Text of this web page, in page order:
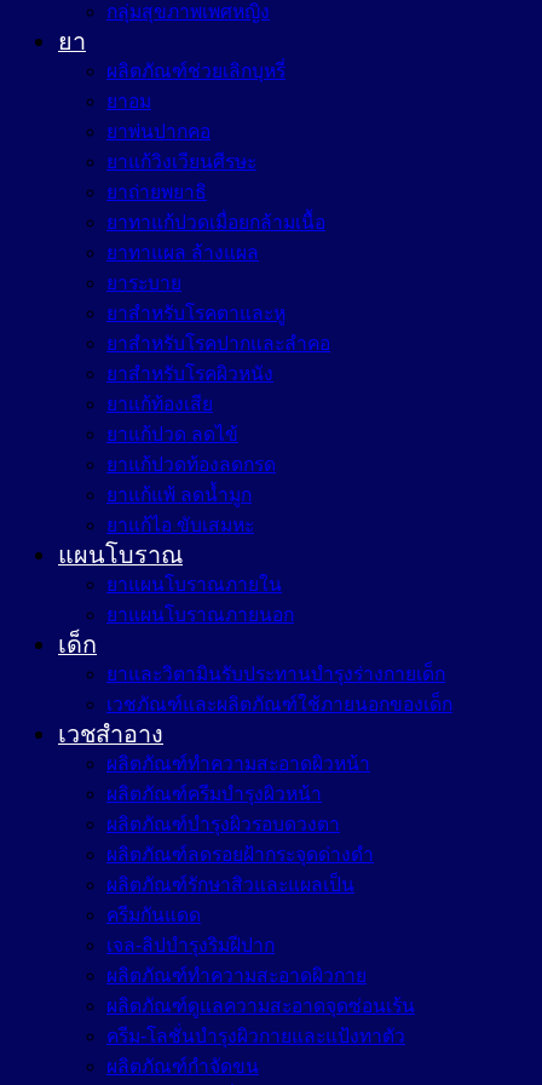
กลุ่มสุขภาพเพศหญิง
ยา
ผลิตภัณฑ์ช่วยเลิกบุหรี่
ยาอม
ยาพ่นปากคอ
ยาแก้วิงเวียนศีรษะ
ยาถ่ายพยาธิ
ยาทาแก้ปวดเมื่อยกล้ามเนื้อ
ยาทาแผล ล้างแผล
ยาระบาย
ยาสำหรับโรคตาและหู
ยาสำหรับโรคปากและลำคอ
ยาสำหรับโรคผิวหนัง
ยาแก้ท้องเสีย
ยาแก้ปวด ลดไข้
ยาแก้ปวดท้องลดกรด
ยาแก้แพ้ ลดน้ำมูก
ยาแก้ไอ ขับเสมหะ
แผนโบราณ
ยาแผนโบราณภายใน
ยาแผนโบราณภายนอก
เด็ก
ยาและวิตามินรับประทานบำรุงร่างกายเด็ก
เวชภัณฑ์และผลิตภัณฑ์ใช้ภายนอกของเด็ก
เวชสำอาง
ผลิตภัณฑ์ทำความสะอาดผิวหน้า
ผลิตภัณฑ์ครีมบำรุงผิวหน้า
ผลิตภัณฑ์บำรุงผิวรอบดวงตา
ผลิตภัณฑ์ลดรอยฝ้ากระจุดด่างดำ
ผลิตภัณฑ์รักษาสิวและแผลเป็น
ครีมกันแดด
เจล-ลิปบำรุงริมฝีปาก
ผลิตภัณฑ์ทำความสะอาดผิวกาย
ผลิตภัณฑ์ดูแลความสะอาดจุดซ่อนเร้น
ครีม-โลชั่นบำรุงผิวกายและแป้งทาตัว
ผลิตภัณฑ์กำจัดขน